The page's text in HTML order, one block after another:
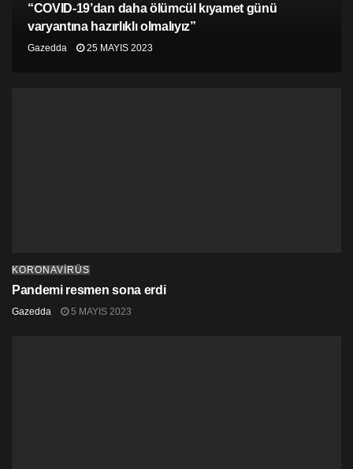
“COVID-19’dan daha ölümcül kıyamet günü
varyantına hazırlıklı olmalıyız”
Gazedda 25 MAYIS 2023
KORONAVİRÜS
Pandemi resmen sona erdi
Gazedda 5 MAYIS 2023